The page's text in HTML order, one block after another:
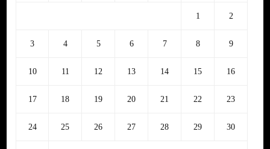
1 2
3 4 5 6 7 8 9
10 11 12 13 14 15 16
17 18 19 20 21 22 23
24 25 26 27 28 29 30